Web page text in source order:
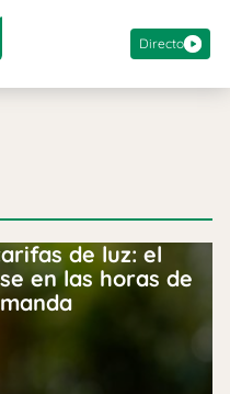
Directo
de luz: el
en las horas de